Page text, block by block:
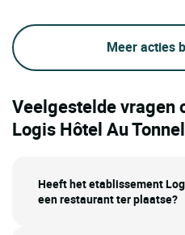
Meer acties
Veelgestelde vragen
Logis Hôtel Au
Heeft het etablissement
een restaurant ter plaatse?